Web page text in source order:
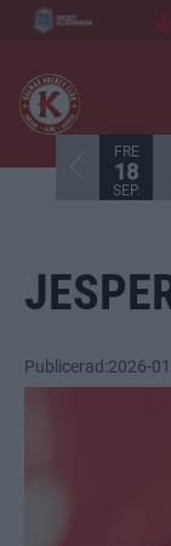
FRE
18
SEP.
Publicerad:2026-